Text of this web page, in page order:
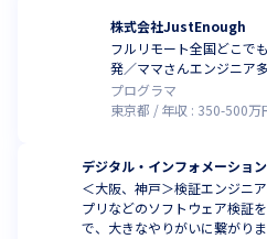
株式会社JustEnough
フルリモート全国どこで
発／ママさんエンジニア
プログラマ
東京都
年収 : 350-500万
デジタル・インフォメーショ
＜大阪、神戸＞検証エンジニ
プリなどのソフトウェア検証
で、大きなやりがいに繋がり